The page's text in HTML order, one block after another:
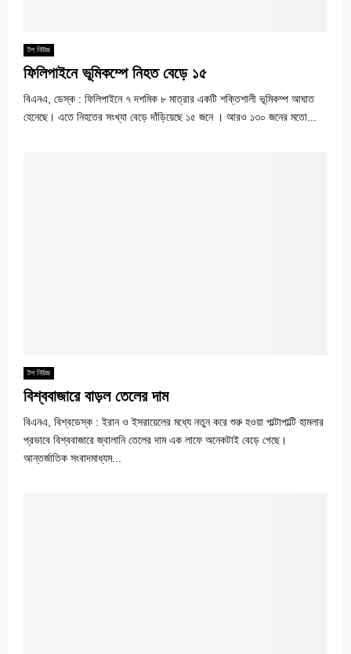
টপ নিউজ
ফিলিপাইনে ভূমিকম্পে নিহত বেড়ে ১৫
বিএনএ, ডেস্ক : ফিলিপাইনে ৭ দশমিক ৮ মাত্রার একটি শক্তিশালী ভূমিকম্প আঘাত
হেনেছে। এতে নিহতের সংখ্যা বেড়ে দাঁড়িয়েছে ১৫ জনে । আরও ১৩০ জনের মতো...
টপ নিউজ
বিশ্ববাজারে বাড়ল তেলের দাম
বিএনএ, বিশ্বডেস্ক : ইরান ও ইসরায়েলের মধ্যে নতুন করে শুরু হওয়া পাল্টাপাল্টি হামলার
প্রভাবে বিশ্ববাজারে জ্বালানি তেলের দাম এক লাফে অনেকটাই বেড়ে গেছে।
আন্তর্জাতিক সংবাদমাধ্যম...